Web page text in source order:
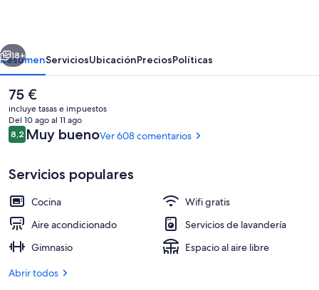
Italie
Porte
De
Choisy
Interior
Siguiente
18+
ResumenServiciosUbicaciónPreciosPolíticas
El
precio
actual
es
de
75 €
incluye tasas e impuestos
Del 10 ago al 11 ago
Comentarios
8,28,2 de 10
Muy buenoVer 608 comentarios
Servicios populares
Cocina
Wifi gratis
Aire acondicionado
Servicios de lavandería
Gimnasio
Espacio al aire libre
Abrir todos